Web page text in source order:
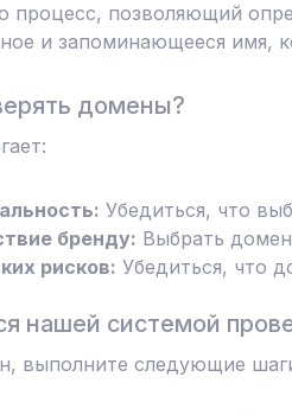
позволяющий
и запоминающееся имя,
домены?
Убедиться, что
бренду: Выбрать
рисков: Убедиться, что
нашей системой
выполните следующие